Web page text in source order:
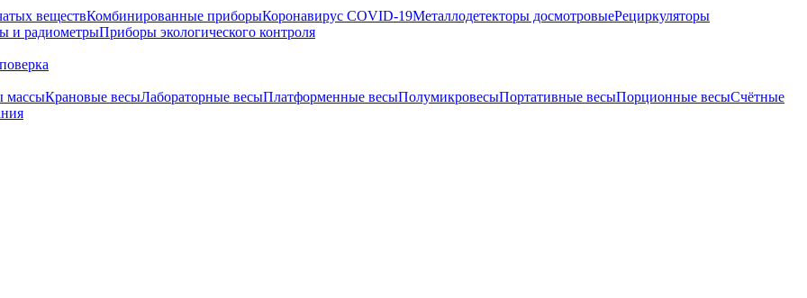
веществКомбинированные приборыКоронавирус COVID-19Металлодетекторы досмотровыеРециркуляторы
и радиометрыПриборы экологического контроля
массыКрановые весыЛабораторные весыПлатформенные весыПолумикровесыПортативные весыПорционные весыСчётные